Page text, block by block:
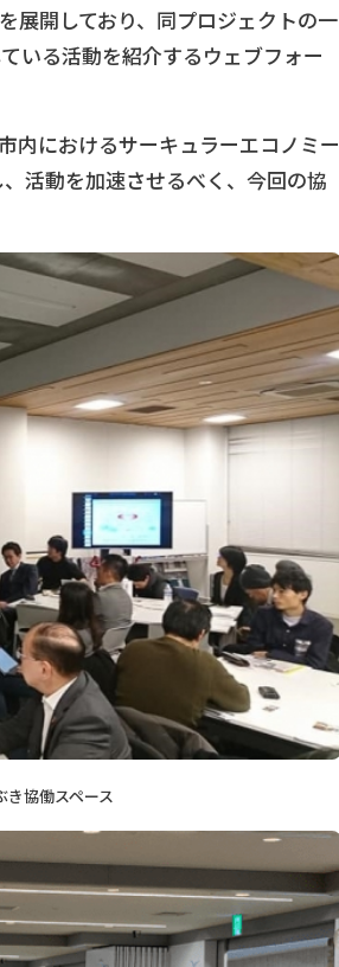
展開しており、同プロジェクトの一
いる活動を紹介するウェブフォー
内におけるサーキュラーエコノミー
活動を加速させるべく、今回の協
き協働スペース